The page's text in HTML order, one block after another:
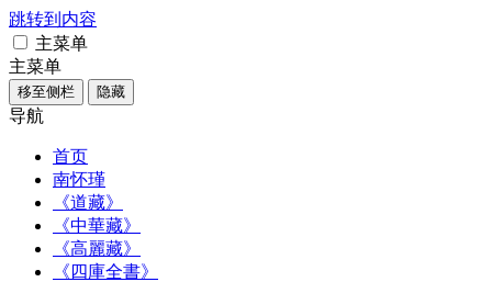
跳转到内容
主菜单
主菜单
移至侧栏 隐藏
导航
首页
南怀瑾
《道藏》
《中華藏》
《高麗藏》
《四庫全書》